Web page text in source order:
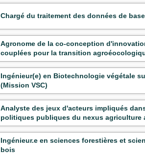
Chargé du traitement des données de
Agronome de la co-conception
couplées pour la transition
Ingénieur(e) en Biotechnologie végétale
(Mission VSC)
Analyste des jeux d'acteurs impliqués
politiques publiques du nexus agriculture
Ingénieur.e en sciences forestières et
bois